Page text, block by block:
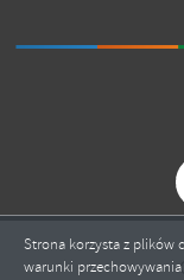
Strona korzysta z plików
warunki